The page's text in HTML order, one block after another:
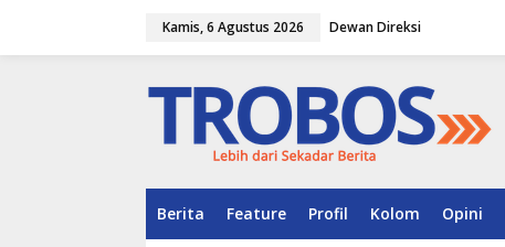
Kamis, 6 Agustus 2026 Dewan Direksi
Berita Feature Profil Kolom Opini